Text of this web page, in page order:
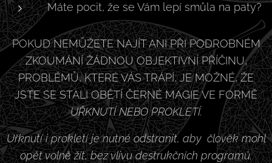
Máte pocit, že se Vám lepí smůla na paty?
POKUD NEMŮŽETE NAJÍT ANI PŘI PODROBNÉM
ZKOUMÁNÍ ŽÁDNOU OBJEKTIVNÍ PŘÍČINU,
PROBLÉMŮ, KTERÉ VÁS TRÁPÍ, JE MOŽNÉ, ŽE
JSTE SE STALI OBĚTÍ ČERNÉ MAGIE VE FORMĚ
UŘKNUTÍ NEBO PROKLETÍ.
Uřknutí i prokletí je nutné odstranit, aby člověk mohl
opět volně žít, bez vlivu destrukčních programů.